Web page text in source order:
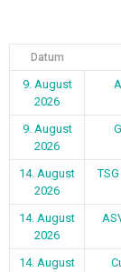
Datum
9. August
2026
9. August
2026
14. August
2026
14. August
2026
14. August